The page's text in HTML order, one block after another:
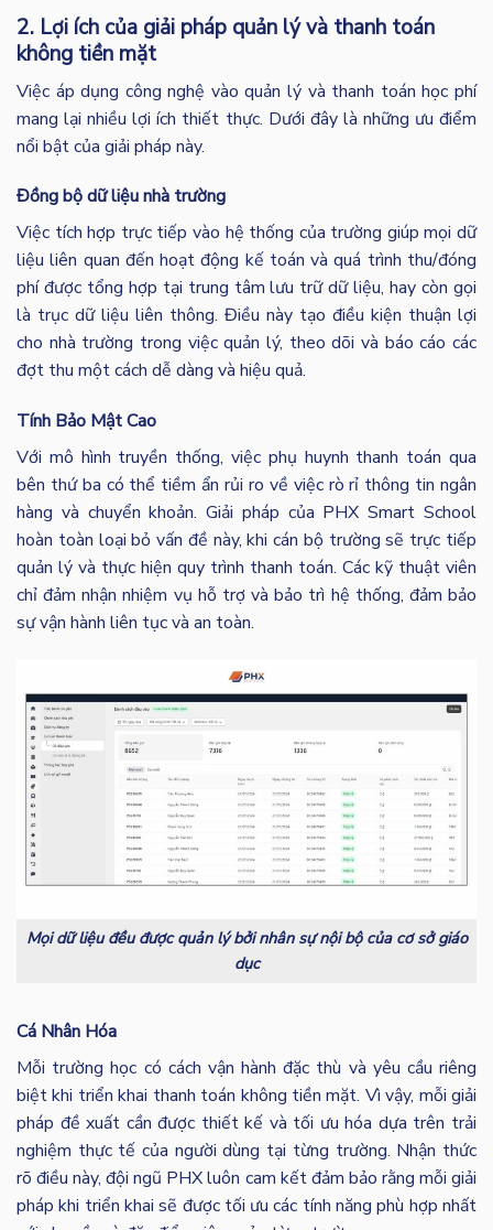
2. Lợi ích của giải pháp quản lý và thanh toán
không tiền mặt
Việc áp dụng công nghệ vào quản lý và thanh toán học phí
mang lại nhiều lợi ích thiết thực. Dưới đây là những ưu điểm
nổi bật của giải pháp này.
Đồng bộ dữ liệu nhà trường
Việc tích hợp trực tiếp vào hệ thống của trường giúp mọi dữ
liệu liên quan đến hoạt động kế toán và quá trình thu/đóng
phí được tổng hợp tại trung tâm lưu trữ dữ liệu, hay còn gọi
là trục dữ liệu liên thông. Điều này tạo điều kiện thuận lợi
cho nhà trường trong việc quản lý, theo dõi và báo cáo các
đợt thu một cách dễ dàng và hiệu quả.
Tính Bảo Mật Cao
Với mô hình truyền thống, việc phụ huynh thanh toán qua
bên thứ ba có thể tiềm ẩn rủi ro về việc rò rỉ thông tin ngân
hàng và chuyển khoản. Giải pháp của PHX Smart School
hoàn toàn loại bỏ vấn đề này, khi cán bộ trường sẽ trực tiếp
quản lý và thực hiện quy trình thanh toán. Các kỹ thuật viên
chỉ đảm nhận nhiệm vụ hỗ trợ và bảo trì hệ thống, đảm bảo
sự vận hành liên tục và an toàn.
Mọi dữ liệu đều được quản lý bởi nhân sự nội bộ của cơ sở giáo
dục
Cá Nhân Hóa
Mỗi trường học có cách vận hành đặc thù và yêu cầu riêng
biệt khi triển khai thanh toán không tiền mặt. Vì vậy, mỗi giải
pháp đề xuất cần được thiết kế và tối ưu hóa dựa trên trải
nghiệm thực tế của người dùng tại từng trường. Nhận thức
rõ điều này, đội ngũ PHX luôn cam kết đảm bảo rằng mỗi giải
pháp khi triển khai sẽ được tối ưu các tính năng phù hợp nhất